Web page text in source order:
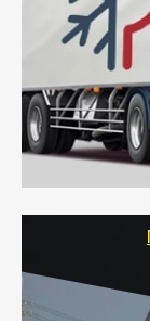
-
книжкой у
- Тайгер